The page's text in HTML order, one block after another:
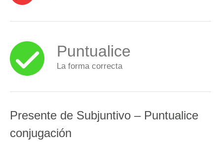
Puntualice
La forma correcta
Presente de Subjuntivo – Puntualice
conjugación